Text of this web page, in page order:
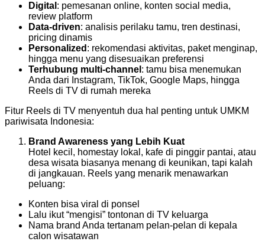
Digital : pemesanan online, konten social media,
review platform
Data-driven: analisis perilaku tamu, tren destinasi,
pricing dinamis
Personalized : rekomendasi aktivitas, paket menginap,
hingga menu yang disesuaikan preferensi
Terhubung multi-channel : tamu bisa menemukan
Anda dari Instagram, TikTok, Google Maps, hingga
Reels di TV di rumah mereka
Fitur Reels di TV menyentuh dua hal penting untuk UMKM
pariwisata Indonesia:
Brand Awareness yang Lebih Kuat
Hotel kecil, homestay lokal, kafe di pinggir pantai, atau
desa wisata biasanya menang di keunikan, tapi kalah
di jangkauan. Reels yang menarik menawarkan
peluang:
Konten bisa viral di ponsel
Lalu ikut “mengisi” tontonan di TV keluarga
Nama brand Anda tertanam pelan-pelan di kepala
calon wisatawan